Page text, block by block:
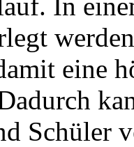
eine
Schüler